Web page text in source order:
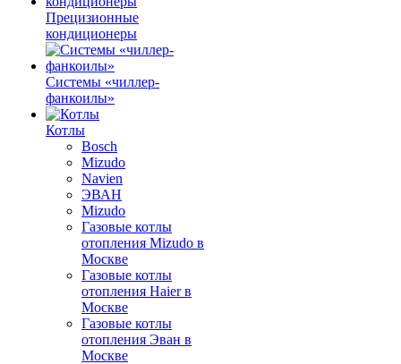
Прецизионные
кондиционеры
Системы «чиллер-
фанкоилы»
Котлы
Bosch
Mizudo
Navien
ЭВАН
Mizudo
Газовые котлы
отопления Mizudo в
Москве
Газовые котлы
отопления Haier в
Москве
Газовые котлы
отопления Эван в
Москве